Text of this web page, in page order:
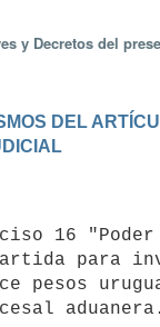
y Decretos del
DEL
para
pesos